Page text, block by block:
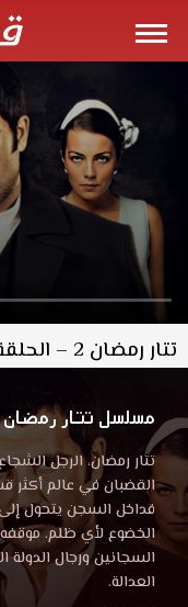
تتار رمضان 2 – الحلقة 16
مسلسل تتار رمضان
تتار رمضان، الرجل
القضبان في عالم أكثر
فداخل السجن يتحول
الخضوع لأي ظلم.
السجانين ورجال
العدالة.